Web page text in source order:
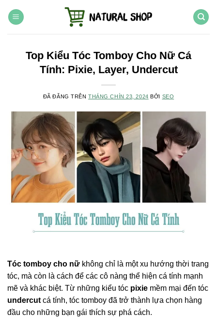
đến
Top Kiểu Tóc Tomboy Cho Nữ Cá
Tính: Pixie, Layer, Undercut
ĐÃ ĐĂNG TRÊNTHÁNG CHÍN 23, 2024 BỞI SEO
Tóc tomboy cho nữ không chỉ là một xu hướng thời trang
tóc, mà còn là cách để các cô nàng thể hiện cá tính mạnh
mẽ và khác biệt. Từ những kiểu tóc pixie mềm mại đến tóc
undercutcá tính, tóc tomboy đã trở thành lựa chọn hàng
đầu cho những bạn gái thích sự phá cách.